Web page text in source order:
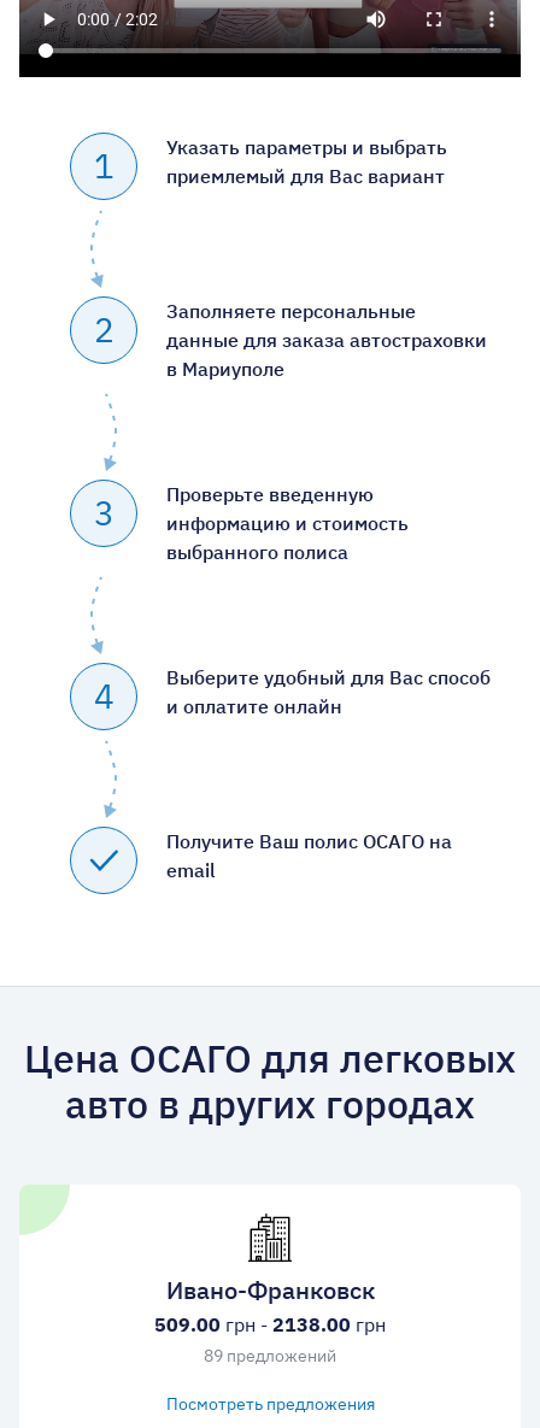
1
Указать параметры и выбрать
приемлемый для Вас вариант
2
Заполняете персональные
данные для заказа автостраховки
в Мариуполе
3
Проверьте введенную
информацию и стоимость
выбранного полиса
4
Выберите удобный для Вас способ
и оплатите онлайн
Получите Ваш полис ОСАГО на
email
Цена ОСАГО для легковых
авто в других городах
Ивано-Франковск
509.00 грн - 2138.00 грн
89 предложений
Посмотреть предложения